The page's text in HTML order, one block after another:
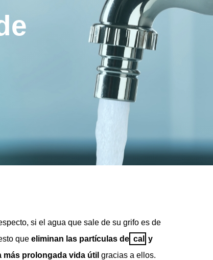
si el agua que sale de su grifo es de
queeliminan las partículas de cal
y
prolongada vida útil gracias a ellos.